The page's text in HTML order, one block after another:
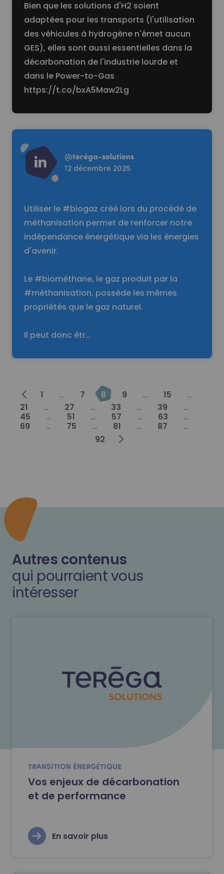
Bien que les solutions d'H2 soient
adaptées pour les transports (l'utilisation
des véhicules à hydrogène n'émet aucun
GES), elles sont aussi essentielles dans la
décarbonation de l'industrie lourde et
dans le Power-to-Gas
https://t.co/bxA5Maw2Lg
Read more
@teréga-solutions
12 décembre 2025
Utiliser le #biogaz créé lors du procédé de
méthanisation permet de renforcer notre
indépendance énergétique via les énergies
d'avenir.
Le #biométhane, le gaz produit par la
#méthanisation, possède les mêmes
propriétés que le gaz naturel.
Il peut donc êtr…
Prev 1 ... 7 8 9 ... 15
...
21
... 27 ... 33 ... 39
...
45
... 51 ... 57 ... 63
...
69
... 75 ... 81 ... 87
...
92
Next
Autres contenus
qui pourraient vous
intéresser
TRANSITION ÉNERGÉTIQUE
Vos enjeux de décarbonation
et de performance
En savoir plus